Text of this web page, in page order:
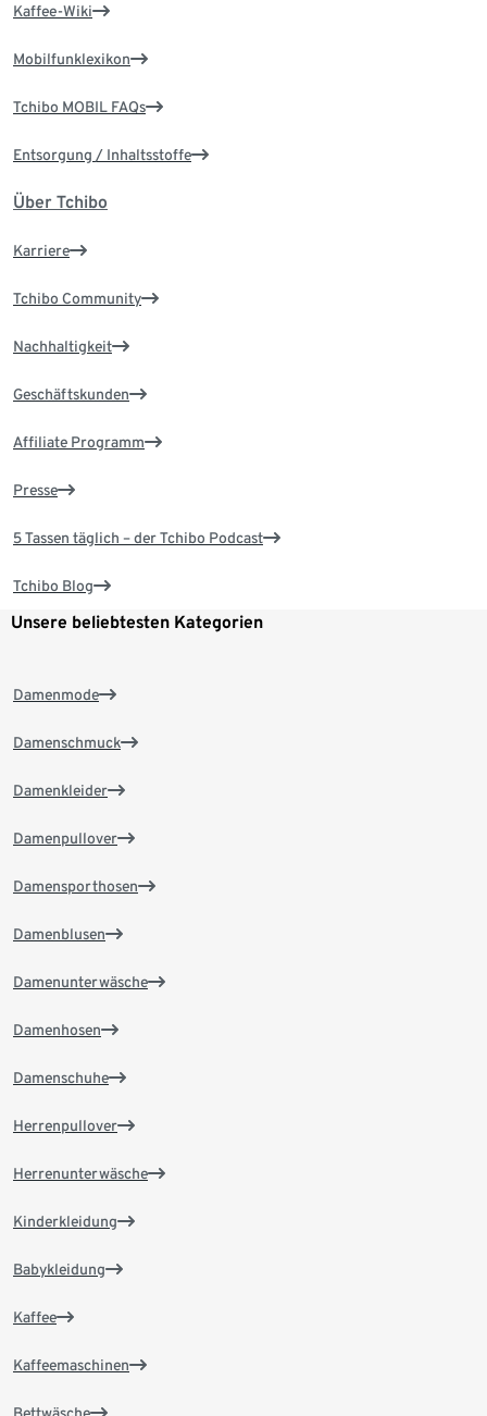
Kaffee-Wiki
Mobilfunklexikon
Tchibo MOBIL FAQs
Entsorgung / Inhaltsstoffe
Über Tchibo
Karriere
Tchibo Community
Nachhaltigkeit
Geschäftskunden
Affiliate Programm
Presse
5 Tassen täglich – der Tchibo Podcast
Tchibo Blog
Unsere beliebtesten Kategorien
Damenmode
Damenschmuck
Damenkleider
Damenpullover
Damensporthosen
Damenblusen
Damenunterwäsche
Damenhosen
Damenschuhe
Herrenpullover
Herrenunterwäsche
Kinderkleidung
Babykleidung
Kaffee
Kaffeemaschinen